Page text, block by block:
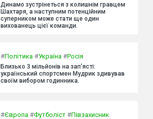
Динамо зустрінеться з колишнім гравцем
Шахтаря, а наступним потенційним
суперником може стати ще один
вихованець цієї команди.
#Політика #Україна #Росія
Близько 3 мільйонів на зап'ясті:
український спортсмен Мудрик здивував
своїм вибором годинника.
#Європа #Футболіст #Півзахисник